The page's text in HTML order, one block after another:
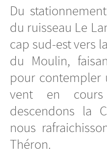
Du
du ruisseau Le
cap sud-est vers
du Moulin,
pour contempler
vent en cours
descendons la
nous
Théron.